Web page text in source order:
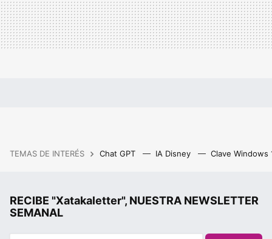
TEMAS DE INTERÉS Chat GPT IA Disney Clave Windows
RECIBE "Xatakaletter", NUESTRA NEWSLETTER
SEMANAL